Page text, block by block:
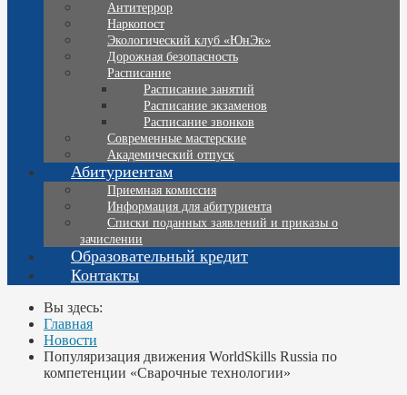
Антитеррор
Наркопост
Экологический клуб «ЮнЭк»
Дорожная безопасность
Расписание
Расписание занятий
Расписание экзаменов
Расписание звонков
Современные мастерские
Академический отпуск
Абитуриентам
Приемная комиссия
Информация для абитуриента
Списки поданных заявлений и приказы о
зачислении
Образовательный кредит
Контакты
Вы здесь:
Главная
Новости
Популяризация движения WorldSkills Russia по
компетенции «Сварочные технологии»